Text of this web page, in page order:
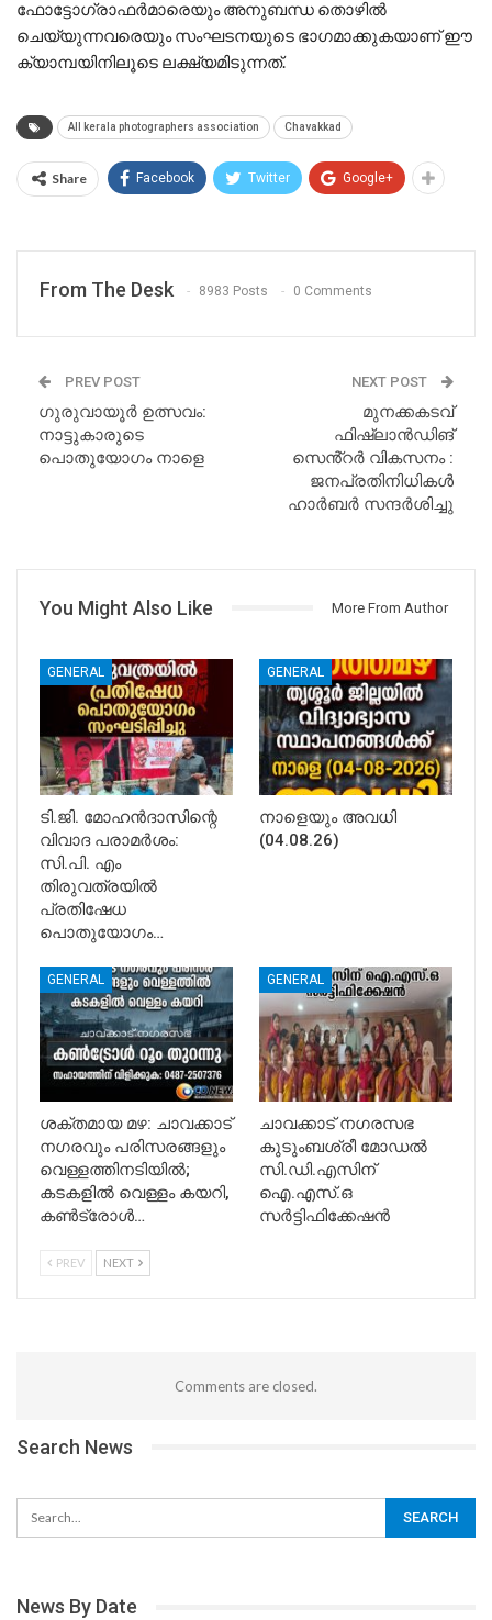
ഫോട്ടോഗ്രാഫർമാരെയും അനുബന്ധ തൊഴിൽ
ചെയ്യുന്നവരെയും സംഘടനയുടെ ഭാഗമാക്കുകയാണ് ഈ
ക്യാമ്പയിനിലൂടെ ലക്ഷ്യമിടുന്നത്.
All kerala photographers association Chavakkad
Share Facebook Twitter Google+
From The Desk 8983 Posts 0 Comments
PREV POST
ഗുരുവായൂർ ഉത്സവം:
നാട്ടുകാരുടെ
പൊതുയോഗം നാളെ
NEXT POST
മുനക്കകടവ്
ഫിഷ്ലാൻഡിങ്
സെൻ്റർ വികസനം :
ജനപ്രതിനിധികൾ
ഹാർബർ സന്ദർശിച്ചു
You Might Also Like More From Author
GENERAL
ടി.ജി. മോഹൻദാസിന്റെ
വിവാദ പരാമർശം:
സി.പി. എം
തിരുവത്രയിൽ
പ്രതിഷേധ
പൊതുയോഗം…
GENERAL
നാളെയും അവധി
(04.08.26)
GENERAL
ശക്തമായ മഴ: ചാവക്കാട്
നഗരവും പരിസരങ്ങളും
വെള്ളത്തിനടിയിൽ;
കടകളിൽ വെള്ളം കയറി,
കൺട്രോൾ…
GENERAL
ചാവക്കാട് നഗരസഭ
കുടുംബശ്രീ മോഡൽ
സി.ഡി.എസിന്
ഐ.എസ്.ഒ
സർട്ടിഫിക്കേഷൻ
PREV NEXT
Comments are closed.
Search News
News By Date